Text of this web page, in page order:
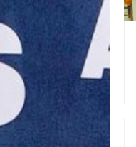
sigara 120 TL, en